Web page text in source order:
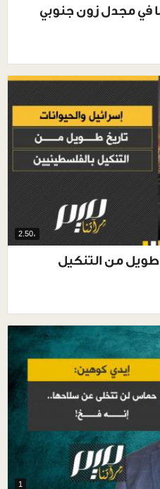
في مجدل زون جنوبي
،2.50
طويل من التنكيل
1